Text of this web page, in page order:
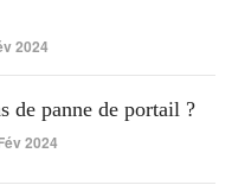
2024
de panne de portail ?
2024